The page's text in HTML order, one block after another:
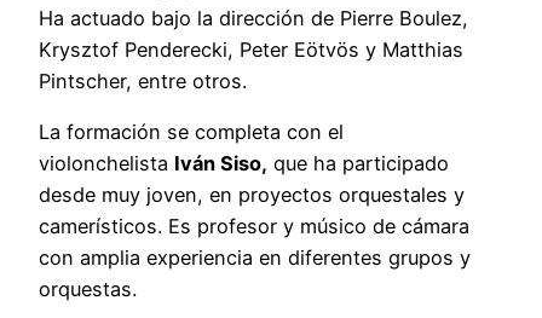
Ha actuado bajo la dirección de Pierre Boulez,
Krysztof Penderecki, Peter Eötvös y Matthias
Pintscher, entre otros.
La formación se completa con el
violonchelista Iván Siso, que ha participado
desde muy joven, en proyectos orquestales y
camerísticos. Es profesor y músico de cámara
con amplia experiencia en diferentes grupos y
orquestas.